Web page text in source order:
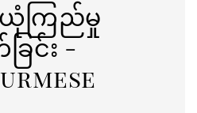
ကြည်မှု
င်း -